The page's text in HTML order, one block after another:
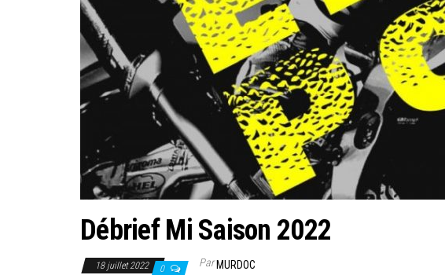
Débrief Mi Saison 2022
18 juillet 2022 0 ParMURDOC